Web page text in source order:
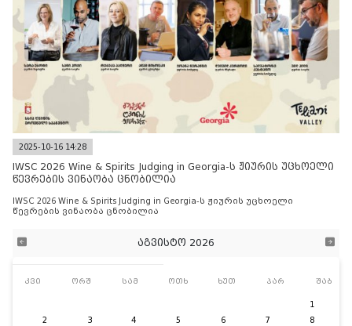
2025-10-16 14:28
IWSC 2026 Wine & Spirits Judging in Georgia-ს ჟიურის უცხოელი
წევრების ვინაობა ცნობილია
IWSC 2026 Wine & Spirits Judging in Georgia-ს ჟიურის უცხოელი
წევრების ვინაობა ცნობილია
აგვისტო 2026
კვი ორშ სამ ოთხ ხუთ პარ შაბ
1
2
3 4 5 6 7
8